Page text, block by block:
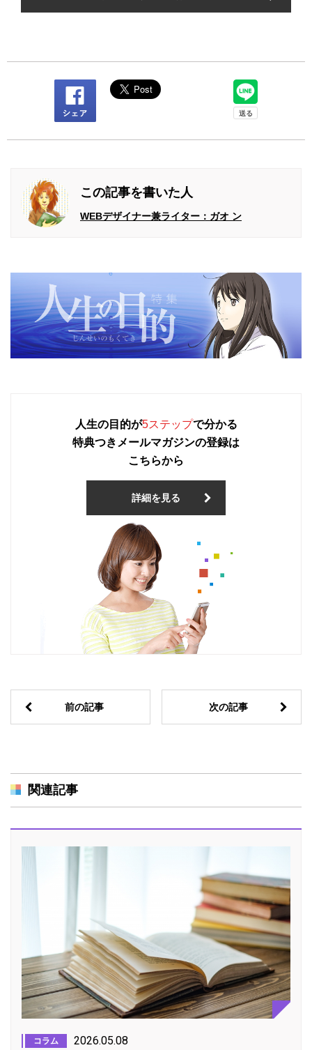
この記事を書いた人
WEBデザイナー兼ライター：ガオ ン
人生の目的が5ステップで分かる
特典つきメールマガジンの登録は
こちらから
詳細を見る
前の記事 次の記事
関連記事
コラム 2026.05.08